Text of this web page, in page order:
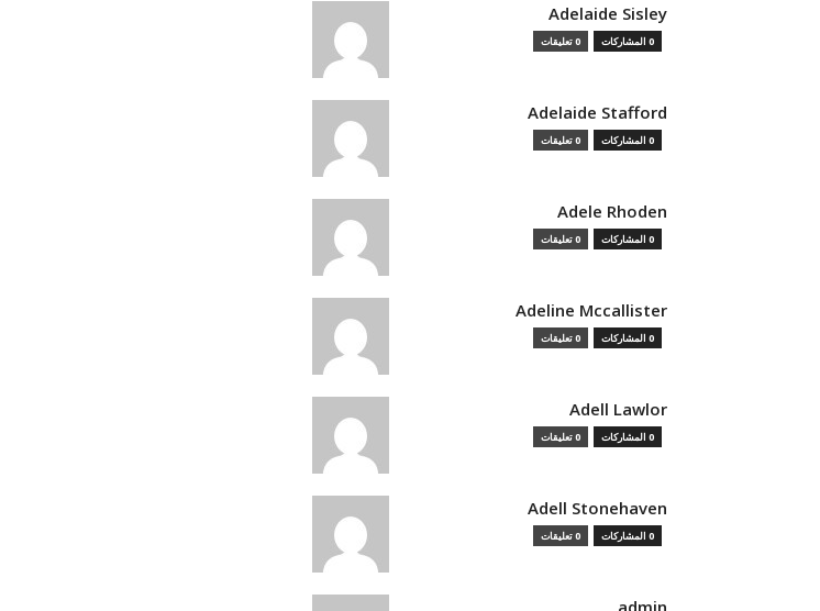
Adelaide Sisley
0 المشاركات 0 تعليقات
Adelaide Stafford
0 المشاركات 0 تعليقات
Adele Rhoden
0 المشاركات 0 تعليقات
Adeline Mccallister
0 المشاركات 0 تعليقات
Adell Lawlor
0 المشاركات 0 تعليقات
Adell Stonehaven
0 المشاركات 0 تعليقات
admin